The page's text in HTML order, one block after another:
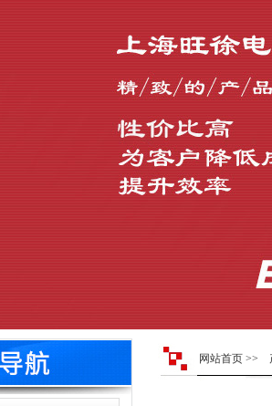
网站首页 >>